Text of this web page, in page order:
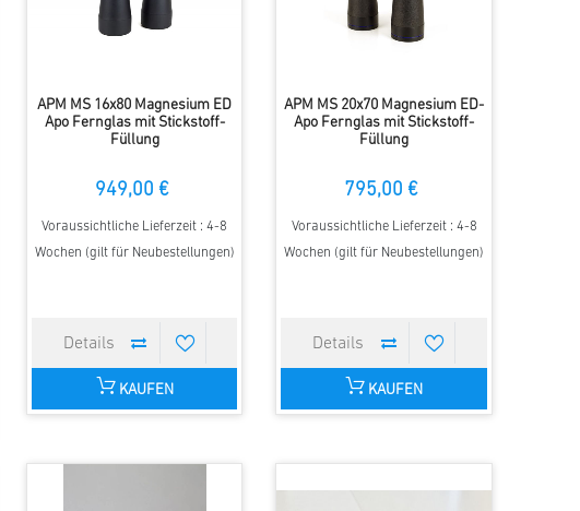
APM MS 16x80 Magnesium ED
Apo Fernglas mit Stickstoff-
Füllung
949,00 €
Voraussichtliche Lieferzeit : 4-8
Wochen (gilt für Neubestellungen)
KAUFEN
APM MS 20x70 Magnesium ED-
Apo Fernglas mit Stickstoff-
Füllung
795,00 €
Voraussichtliche Lieferzeit : 4-8
Wochen (gilt für Neubestellungen)
KAUFEN